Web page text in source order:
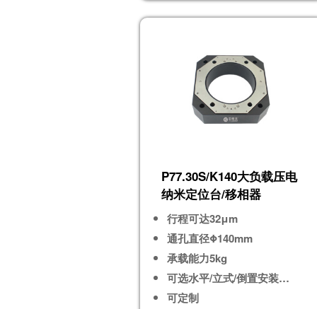
P77.30S/K140大负载压电
纳米定位台/移相器
行程可达32μm
通孔直径Φ140mm
承载能力5kg
可选水平/立式/倒置安装使用
可定制